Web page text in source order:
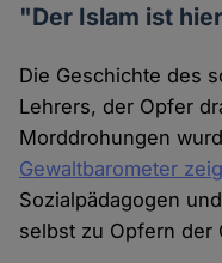
"Der Islam ist
Die Geschichte des
Lehrers, der Opfer
Morddrohungen
Gewaltbarometer
Sozialpädagogen
selbst zu Opfern der